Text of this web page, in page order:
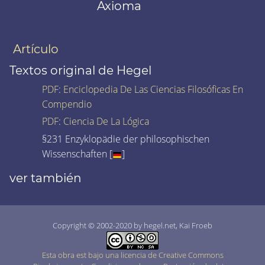
Axioma
Artículo
Textos original de Hegel
PDF: Enciclopedia De Las Ciencias Filosóficas En
Compendio
PDF: Ciencia De La Lógica
§231 Enzyklopädie der philosophischen
Wissenschaften [
]
ver también
Copyright © 2002-2020 by hegel.net, Kai Froeb
Esta obra est bajo una licencia de Creative Commons